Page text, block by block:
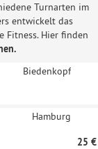
Turnarten im
entwickelt das
Fitness. Hier finden
Biedenkopf
Hamburg
25 €